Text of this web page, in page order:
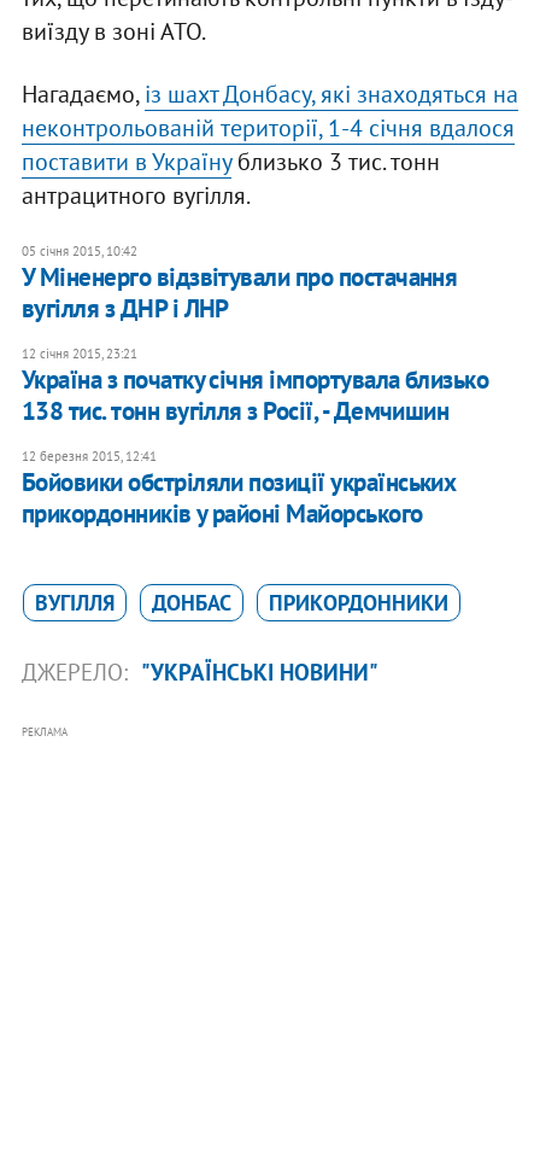
виїзду в зоні АТО.
Нагадаємо,із шахт Донбасу, які знаходяться на
неконтрольованій території, 1-4 січня вдалося
поставити в Українублизько 3 тис. тонн
антрацитного вугілля.
05 січня 2015, 10:42
У Міненерго відзвітували про постачання
вугілля з ДНР і ЛНР
12 січня 2015, 23:21
Україна з початку січня імпортувала близько
138 тис. тонн вугілля з Росії, - Демчишин
12 березня 2015, 12:41
Бойовики обстріляли позиції українських
прикордонників у районі Майорського
ВУГІЛЛЯ ДОНБАС ПРИКОРДОННИКИ
ДЖЕРЕЛО: "УКРАЇНСЬКІ НОВИНИ"
РЕКЛАМА